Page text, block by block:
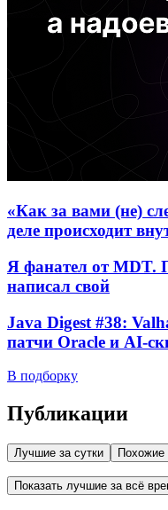
«Как за вами (не)
деле происходит
Я фанател от MDT.
написал свой
Java Digest #38:
патчи Oracle и AI-
В подборку
Публикации
Лучшие за сутки Похожие
Показать лучшие за всё